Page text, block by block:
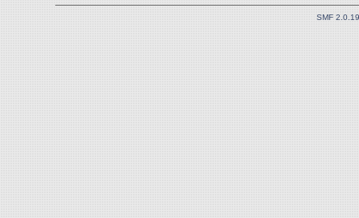
SMF 2.0.19